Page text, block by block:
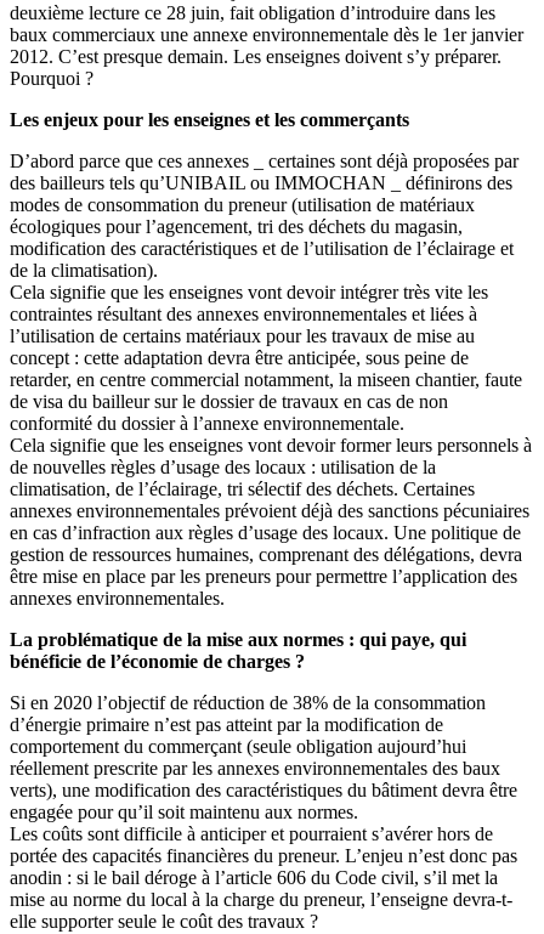
deuxième lecture ce 28 juin, fait obligation d’introduire dans les
baux commerciaux une annexe environnementale dès le 1er janvier
2012. C’est presque demain. Les enseignes doivent s’y préparer.
Pourquoi ?
Les enjeux pour les enseignes et les commerçants
D’abord parce que ces annexes _ certaines sont déjà proposées par
des bailleurs tels qu’UNIBAIL ou IMMOCHAN _ définirons des
modes de consommation du preneur (utilisation de matériaux
écologiques pour l’agencement, tri des déchets du magasin,
modification des caractéristiques et de l’utilisation de l’éclairage et
de la climatisation).
Cela signifie que les enseignes vont devoir intégrer très vite les
contraintes résultant des annexes environnementales et liées à
l’utilisation de certains matériaux pour les travaux de mise au
concept : cette adaptation devra être anticipée, sous peine de
retarder, en centre commercial notamment, la miseen chantier, faute
de visa du bailleur sur le dossier de travaux en cas de non
conformité du dossier à l’annexe environnementale.
Cela signifie que les enseignes vont devoir former leurs personnels à
de nouvelles règles d’usage des locaux : utilisation de la
climatisation, de l’éclairage, tri sélectif des déchets. Certaines
annexes environnementales prévoient déjà des sanctions pécuniaires
en cas d’infraction aux règles d’usage des locaux. Une politique de
gestion de ressources humaines, comprenant des délégations, devra
être mise en place par les preneurs pour permettre l’application des
annexes environnementales.
La problématique de la mise aux normes : qui paye, qui
bénéficie de l’économie de charges ?
Si en 2020 l’objectif de réduction de 38% de la consommation
d’énergie primaire n’est pas atteint par la modification de
comportement du commerçant (seule obligation aujourd’hui
réellement prescrite par les annexes environnementales des baux
verts), une modification des caractéristiques du bâtiment devra être
engagée pour qu’il soit maintenu aux normes.
Les coûts sont difficile à anticiper et pourraient s’avérer hors de
portée des capacités financières du preneur. L’enjeu n’est donc pas
anodin : si le bail déroge à l’article 606 du Code civil, s’il met la
mise au norme du local à la charge du preneur, l’enseigne devra-t-
elle supporter seule le coût des travaux ?